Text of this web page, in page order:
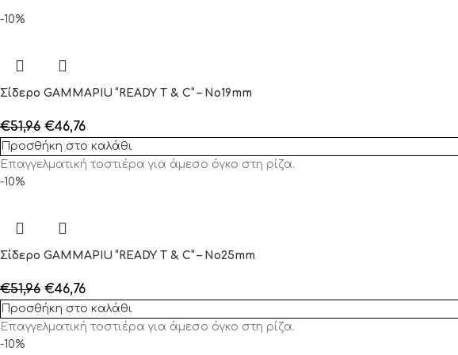
-10%
Σίδερο GAMMAPIU “READY T & C” – No19mm
€51,96 €46,76
Προσθήκη στο καλάθι
Επαγγελματική τοστιέρα για άμεσο όγκο στη ρίζα.
-10%
Σίδερο GAMMAPIU “READY T & C” – No25mm
€51,96 €46,76
Προσθήκη στο καλάθι
Επαγγελματική τοστιέρα για άμεσο όγκο στη ρίζα.
-10%